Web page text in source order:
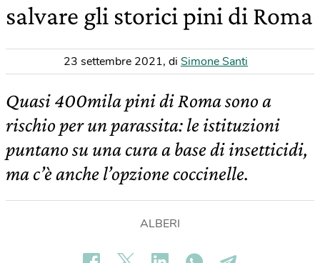
salvare gli storici pini di Roma
23 settembre 2021, di Simone Santi
Quasi 400mila pini di Roma sono a
rischio per un parassita: le istituzioni
puntano su una cura a base di insetticidi,
ma c’è anche l’opzione coccinelle.
ALBERI